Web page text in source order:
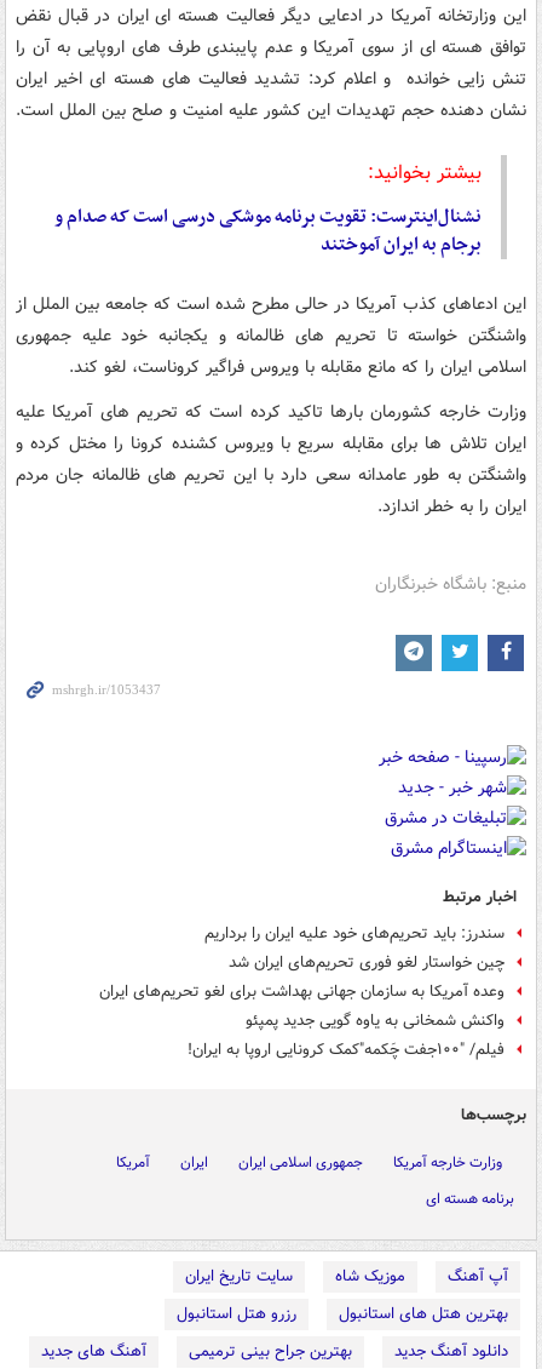
این وزارتخانه آمریکا در ادعایی دیگر فعالیت هسته ای ایران در قبال نقض
توافق هسته ای از سوی آمریکا و عدم پایبندی طرف های اروپایی به آن را
تنش زایی خوانده و اعلام کرد: تشدید فعالیت های هسته ای اخیر ایران
نشان دهنده حجم تهدیدات این کشور علیه امنیت و صلح بین الملل است.
بیشتر بخوانید:
نشنال‌اینترست: تقویت برنامه موشکی درسی است که صدام و
برجام به ایران آموختند
این ادعاهای کذب آمریکا در حالی مطرح شده است که جامعه بین الملل از
واشنگتن خواسته تا تحریم های ظالمانه و یکجانبه خود علیه جمهوری
اسلامی ایران را که مانع مقابله با ویروس فراگیر کروناست، لغو کند.
وزارت خارجه کشورمان بارها تاکید کرده است که تحریم های آمریکا علیه
ایران تلاش ها برای مقابله سریع با ویروس کشنده کرونا را مختل کرده و
واشنگتن به طور عامدانه سعی دارد با این تحریم های ظالمانه جان مردم
ایران را به خطر اندازد.
منبع: باشگاه خبرنگاران
اخبار مرتبط
سندرز: باید تحریم‌های خود علیه ایران را برداریم
چین خواستار لغو فوری تحریم‌های ایران شد
وعده آمریکا به سازمان جهانی بهداشت برای لغو تحریم‌های ایران
واکنش شمخانی به یاوه گویی جدید پمپئو
فیلم/ "۱۰۰جفت چَکمه"کمک کرونایی اروپا به ایران!
برچسب‌ها
وزارت خارجه آمریکا جمهوری اسلامی ایران ایران
آمریکا
برنامه هسته ای
آپ آهنگ موزیک شاه
سایت تاریخ ایران
بهترین هتل های استانبول
رزرو هتل استانبول
دانلود آهنگ جدید
بهترین جراح بینی ترمیمی
آهنگ های جدید